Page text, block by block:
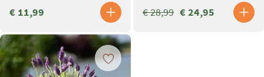
€ 11,99 € 24,95
€ 28,99